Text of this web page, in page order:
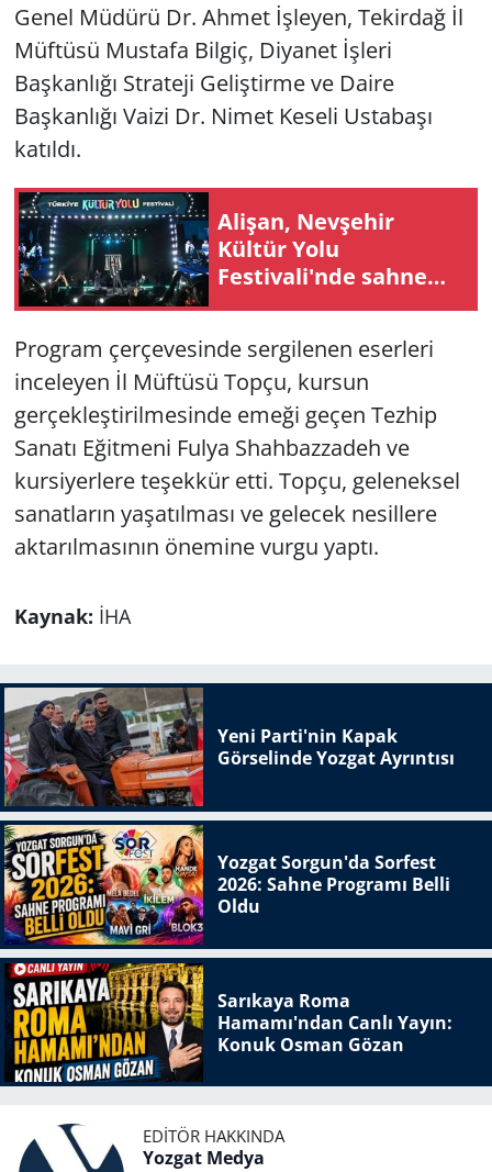
Genel Müdürü Dr. Ahmet İşleyen, Tekirdağ İl
Müftüsü Mustafa Bilgiç, Diyanet İşleri
Başkanlığı Strateji Geliştirme ve Daire
Başkanlığı Vaizi Dr. Nimet Keseli Ustabaşı
katıldı.
Alişan, Nevşehir
Kültür Yolu
Festivali'nde sahne
aldı
Program çerçevesinde sergilenen eserleri
inceleyen İl Müftüsü Topçu, kursun
gerçekleştirilmesinde emeği geçen Tezhip
Sanatı Eğitmeni Fulya Shahbazzadeh ve
kursiyerlere teşekkür etti. Topçu, geleneksel
sanatların yaşatılması ve gelecek nesillere
aktarılmasının önemine vurgu yaptı.
Kaynak: İHA
Yeni Parti'nin Kapak
Görselinde Yozgat Ayrıntısı
Yozgat Sorgun'da Sorfest
2026: Sahne Programı Belli
Oldu
Sarıkaya Roma
Hamamı'ndan Canlı Yayın:
Konuk Osman Gözan
EDITÖR HAKKINDA
Yozgat Medya